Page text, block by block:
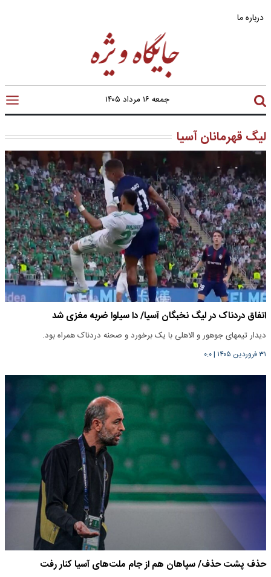
درباره ما
جمعه ۱۶ مرداد ۱۴۰۵
لیگ قهرمانان آسیا
اتفاق دردناک در لیگ نخبگان آسیا/ دا سیلوا ضربه مغزی شد
دیدار تیمهای جوهور و الاهلی با یک برخورد و صحنه دردناک همراه بود.
۳۱ فروردین ۱۴۰۵ |۰:۰
حذف پشت حذف/ سپاهان هم از جام ملت‌های آسیا کنار رفت